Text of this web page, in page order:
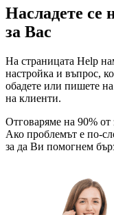
Насладете се
за Вас
На страницата Help
настройка и въпрос,
обадете или пишете
на клиенти.
Отговаряме на 90% от
Ако проблемът е по-
за да Ви помогнем